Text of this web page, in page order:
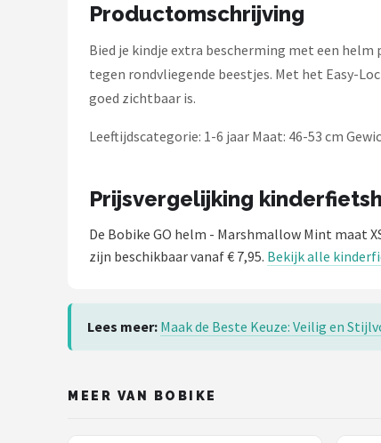
BBB Cycling
Shimano
Productomschrijving
Bied je kindje extra bescherming met een
tegen rondvliegende beestjes. Met het Easy-
goed zichtbaar is.
Leeftijdscategorie: 1-6 jaar Maat: 46-53 cm
Prijsvergelijking
De Bobike GO helm - Marshmallow Mint maat
zijn beschikbaar vanaf € 7,95. Bekijk alle
Lees meer: Maak de Beste Keuze: Veilig en
MEER VAN BOBIKE